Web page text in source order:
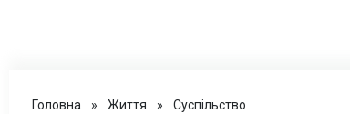
Головна » Життя » Суспільство